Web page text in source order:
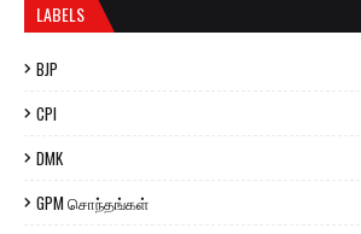
LABELS
BJP
CPI
DMK
GPM சொந்தங்கள்